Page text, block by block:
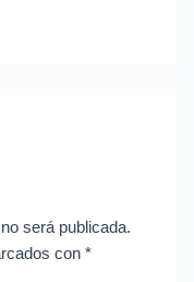
será publicada.
con*